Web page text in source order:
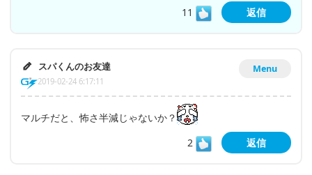
11
返信
Menu
スパくんのお友達
2019-02-24 6:17:11
マルチだと、怖さ半減じゃないか？
2
返信